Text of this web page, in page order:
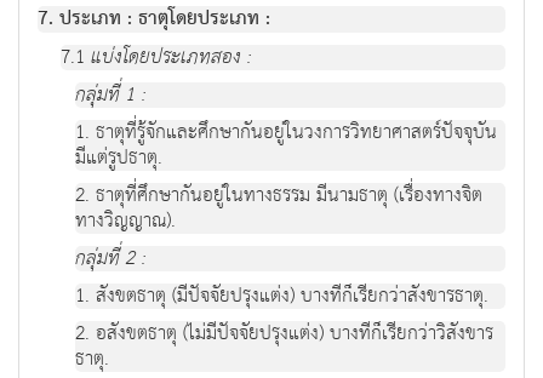
7. ประเภท : ธาตุโดยประเภท :
7.1แบ่งโดยประเภทสอง :
กลุ่มที่ 1 :
1. ธาตุที่รู้จักและศึกษากันอยู่ในวงการวิทยาศาสตร์ปัจจุบัน
มีแต่รูปธาตุ.
2. ธาตุที่ศึกษากันอยู่ในทางธรรม มีนามธาตุ (เรื่องทางจิต
ทางวิญญาณ).
กลุ่มที่ 2 :
1. สังขตธาตุ (มีปัจจัยปรุงแต่ง) บางทีก็เรียกว่าสังขารธาตุ.
2. อสังขตธาตุ (ไม่มีปัจจัยปรุงแต่ง) บางทีก็เรียกว่าวิสังขาร
ธาตุ.